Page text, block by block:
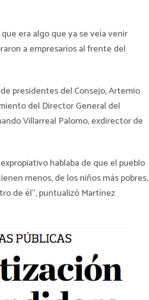
era algo que ya se veía venir
a empresarios al frente del
presidentes del Consejo, Artemio
del Director General del
Villarreal Palomo, exdirector de
hablaba de que el pueblo
menos, de los niños más pobres,
de él”, puntualizó Martínez